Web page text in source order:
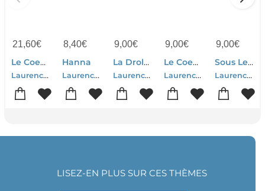
21,60€
Le Coeur Invincible
Laurence Peyrin
8,40€
Hanna
Laurence Peyrin
9,00€
La Drole De Vie De Zelda Zonk
Laurence Peyrin
9,00€
Le Coeur Invincible
Laurence Peyrin
9,00€
Sous Le Soleil De Soledad
Laurence Peyrin
LISEZ-EN PLUS SUR CES THÈMES